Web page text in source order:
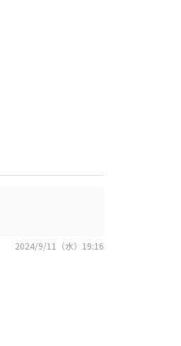
2024/9/11（水）19:16